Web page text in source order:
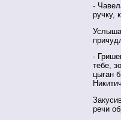
-
ручку,
-
тебе,
цыган
речи